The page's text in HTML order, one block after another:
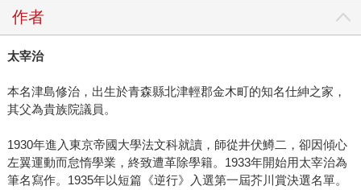
作者
太宰治
本名津島修治，出生於青森縣北津輕郡金木町的知名仕紳之家，
其父為貴族院議員。
1930年進入東京帝國大學法文科就讀，師從井伏鱒二，卻因傾心
左翼運動而怠惰學業，終致遭革除學籍。1933年開始用太宰治為
筆名寫作。1935年以短篇《逆行》入選第一屆芥川賞決選名單。